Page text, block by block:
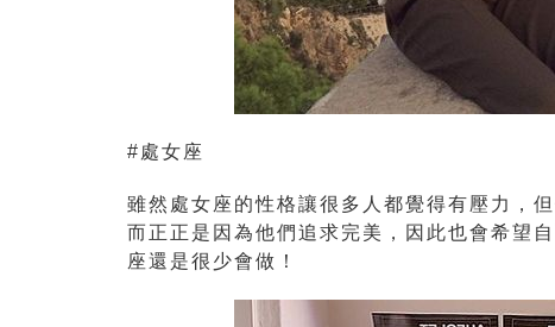
#處女座
雖然處女座的性格讓很多人都覺得有壓力，
而正正是因為他們追求完美，因此也會希望
座還是很少會做！